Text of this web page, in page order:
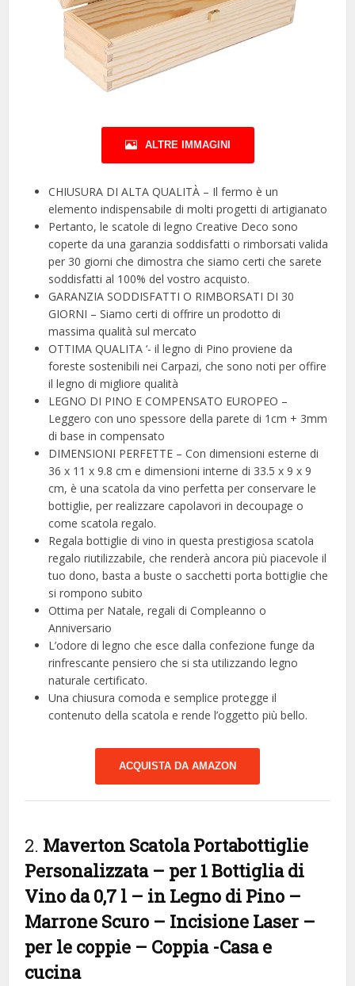
ALTRE IMMAGINI
CHIUSURA DI ALTA QUALITÀ – Il fermo è un
elemento indispensabile di molti progetti di artigianato
Pertanto, le scatole di legno Creative Deco sono
coperte da una garanzia soddisfatti o rimborsati valida
per 30 giorni che dimostra che siamo certi che sarete
soddisfatti al 100% del vostro acquisto.
GARANZIA SODDISFATTI O RIMBORSATI DI 30
GIORNI – Siamo certi di offrire un prodotto di
massima qualità sul mercato
OTTIMA QUALITA ‘- il legno di Pino proviene da
foreste sostenibili nei Carpazi, che sono noti per offire
il legno di migliore qualità
LEGNO DI PINO E COMPENSATO EUROPEO –
Leggero con uno spessore della parete di 1cm + 3mm
di base in compensato
DIMENSIONI PERFETTE – Con dimensioni esterne di
36 x 11 x 9.8 cm e dimensioni interne di 33.5 x 9 x 9
cm, è una scatola da vino perfetta per conservare le
bottiglie, per realizzare capolavori in decoupage o
come scatola regalo.
Regala bottiglie di vino in questa prestigiosa scatola
regalo riutilizzabile, che renderà ancora più piacevole il
tuo dono, basta a buste o sacchetti porta bottiglie che
si rompono subito
Ottima per Natale, regali di Compleanno o
Anniversario
L’odore di legno che esce dalla confezione funge da
rinfrescante pensiero che si sta utilizzando legno
naturale certificato.
Una chiusura comoda e semplice protegge il
contenuto della scatola e rende l’oggetto più bello.
ACQUISTA DA AMAZON
2. Maverton Scatola Portabottiglie
Personalizzata – per 1 Bottiglia di
Vino da 0,7 l – in Legno di Pino –
Marrone Scuro – Incisione Laser –
per le coppie – Coppia -Casa e
cucina